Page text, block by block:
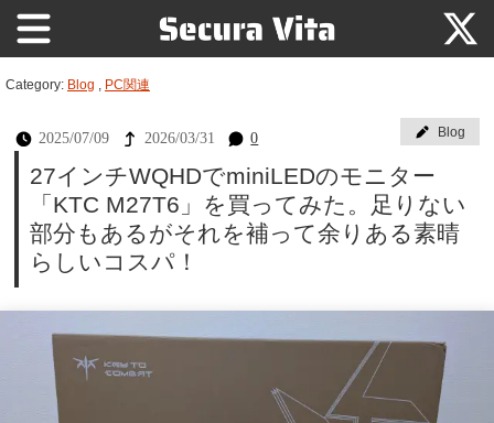
Category: Blog PC関連
2025/07/09 2026/03/31 0 Blog
27インチWQHDでminiLEDのモニター
「KTC M27T6」を買ってみた。足りない
部分もあるがそれを補って余りある素晴
らしいコスパ！